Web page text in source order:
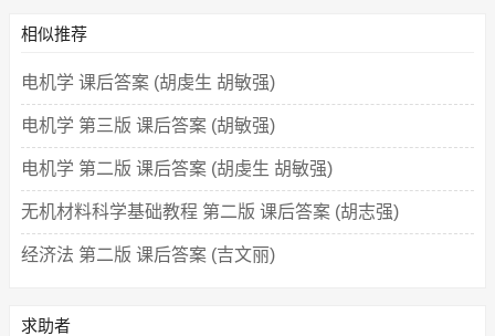
相似推荐
电机学 课后答案 (胡虔生 胡敏强)
电机学 第三版 课后答案 (胡敏强)
电机学 第二版 课后答案 (胡虔生 胡敏强)
无机材料科学基础教程 第二版 课后答案 (胡志强)
经济法 第二版 课后答案 (吉文丽)
求助者